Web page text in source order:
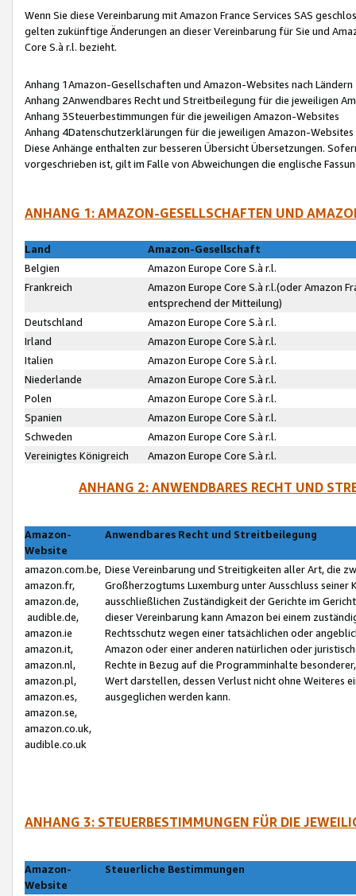
Wenn Sie diese Vereinbarung mit Amazon France Services SAS
gelten zukünftige Änderungen an dieser Vereinbarung für Sie und
Core S.à r.l. bezieht.
Anhang 1Amazon-Gesellschaften und Amazon-Websites nach Ländern
Anhang 2Anwendbares Recht und Streitbeilegung für die jeweiligen
Anhang 3Steuerbestimmungen für die jeweiligen Amazon-Websites
Anhang 4Datenschutzerklärungen für die jeweiligen Amazon-Websites
Diese Anhänge enthalten zur besseren Übersicht Übersetzungen.
vorgeschrieben ist, gilt im Falle von Abweichungen die englische
ANHANG 1: AMAZON-GESELLSCHAFTEN UND
Land
Amazon-Gesellschaft
Belgien
Amazon Europe Core S.à r.l.
Frankreich
Amazon Europe Core S.à r.l.(oder Amazon
entsprechend der Mitteilung)
Deutschland
Amazon Europe Core S.à r.l.
Irland
Amazon Europe Core S.à r.l.
Italien
Amazon Europe Core S.à r.l.
Niederlande
Amazon Europe Core S.à r.l.
Polen
Amazon Europe Core S.à r.l.
Spanien
Amazon Europe Core S.à r.l.
Schweden
Amazon Europe Core S.à r.l.
Vereinigtes Königreich
Amazon Europe Core S.à r.l.
ANHANG 2: ANWENDBARES RECHT UND
Amazon-
Website
Anwendbares Recht und Streitbeilegung
amazon.com.be,
amazon.fr,
amazon.de,
audible.de,
amazon.ie
amazon.it,
amazon.nl,
amazon.pl,
amazon.es,
amazon.se,
amazon.co.uk,
audible.co.uk
Diese Vereinbarung und Streitigkeiten aller Art, die
Großherzogtums Luxemburg unter Ausschluss
ausschließlichen Zuständigkeit der Gerichte im
dieser Vereinbarung kann Amazon bei einem
Rechtsschutz wegen einer tatsächlichen oder
Amazon oder einer anderen natürlichen oder
Rechte in Bezug auf die Programminhalte
Wert darstellen, dessen Verlust nicht ohne Weiteres
ausgeglichen werden kann.
ANHANG 3: STEUERBESTIMMUNGEN FÜR DIE
Amazon-
Website
Steuerliche Bestimmungen